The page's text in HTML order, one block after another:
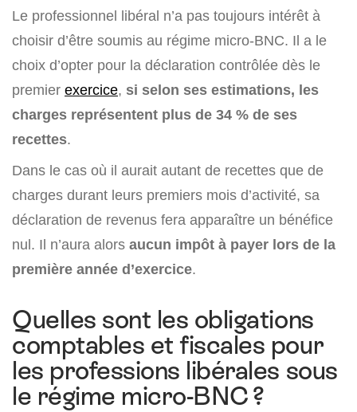
Le professionnel libéral n’a pas toujours intérêt à
choisir d’être soumis au régime micro-BNC. Il a le
choix d’opter pour la déclaration contrôlée dès le
premier exercice, si selon ses estimations, les
charges représentent plus de 34 % de ses
recettes.
Dans le cas où il aurait autant de recettes que de
charges durant leurs premiers mois d’activité, sa
déclaration de revenus fera apparaître un bénéfice
nul. Il n’aura alors aucun impôt à payer lors de la
première année d’exercice.
Quelles sont les obligations
comptables et fiscales pour
les professions libérales sous
le régime micro-BNC ?